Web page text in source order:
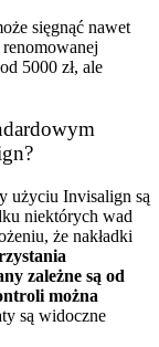
sięgnąć nawet
5000 zł, ale
użyciu Invisalign są
niektórych wad
że nakładki
zależne są od
można
są widoczne